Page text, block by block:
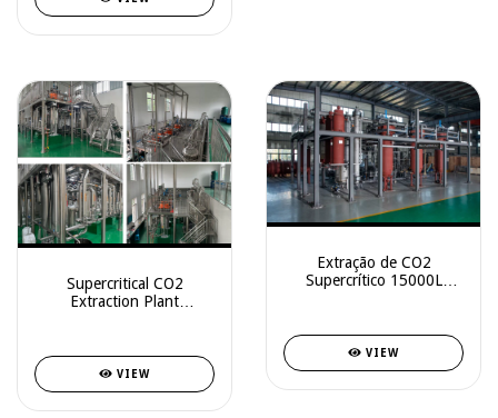
Supercritical CO2
Extraction Plant
VIEW
Extração de CO2
Supercrítico 15000L
VIEW